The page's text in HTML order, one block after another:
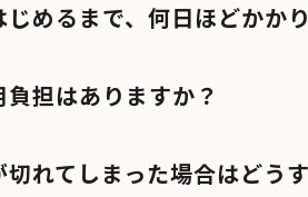
めるまで、何日ほどかかり
担はありますか？
れてしまった場合はどう